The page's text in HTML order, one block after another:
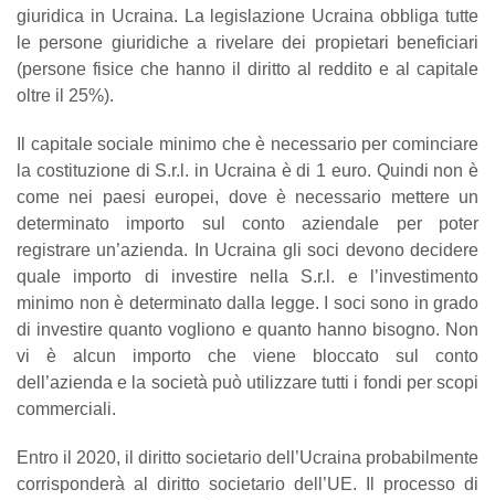
giuridica in Ucraina. La legislazione Ucraina obbliga tutte
le persone giuridiche a rivelare dei propietari beneficiari
(persone fisice che hanno il diritto al reddito e al capitale
oltre il 25%).
Il capitale sociale minimo che è necessario per cominciare
la costituzione di S.r.l. in Ucraina è di 1 euro. Quindi non è
come nei paesi europei, dove è necessario mettere un
determinato importo sul conto aziendale per poter
registrare un’azienda. In Ucraina gli soci devono decidere
quale importo di investire nella S.r.l. e l’investimento
minimo non è determinato dalla legge. I soci sono in grado
di investire quanto vogliono e quanto hanno bisogno. Non
vi è alcun importo che viene bloccato sul conto
dell’azienda e la società può utilizzare tutti i fondi per scopi
commerciali.
Entro il 2020, il diritto societario dell’Ucraina probabilmente
corrisponderà al diritto societario dell’UE. Il processo di